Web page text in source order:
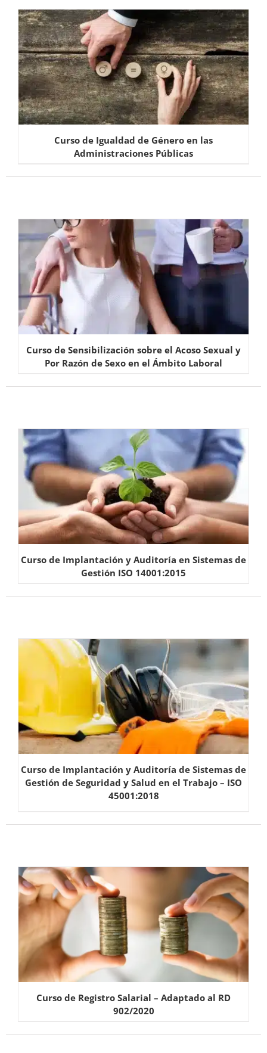
Curso de Igualdad de Género en las
Administraciones Públicas
Curso de Sensibilización sobre el Acoso Sexual y
Por Razón de Sexo en el Ámbito Laboral
Curso de Implantación y Auditoría en Sistemas de
Gestión ISO 14001:2015
Curso de Implantación y Auditoría de Sistemas de
Gestión de Seguridad y Salud en el Trabajo – ISO
45001:2018
Curso de Registro Salarial – Adaptado al RD
902/2020